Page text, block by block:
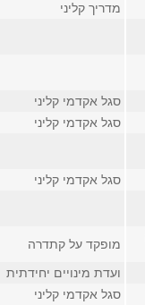
מדריך קליני
סגל אקדמי קליני
סגל אקדמי קליני
סגל אקדמי קליני
מופקד על קתדרה
ועדת מינויים יחידתית
סגל אקדמי קליני